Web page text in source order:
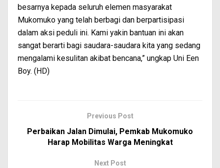
besarnya kepada seluruh elemen masyarakat
Mukomuko yang telah berbagi dan berpartisipasi
dalam aksi peduli ini. Kami yakin bantuan ini akan
sangat berarti bagi saudara-saudara kita yang sedang
mengalami kesulitan akibat bencana,” ungkap Uni Een
Boy. (HD)
Previous Post
Perbaikan Jalan Dimulai, Pemkab Mukomuko
Harap Mobilitas Warga Meningkat
Next Post